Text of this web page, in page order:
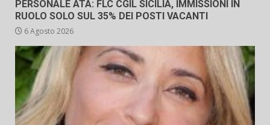
PERSONALE ATA: FLC CGIL SICILIA, IMMISSIONI IN
RUOLO SOLO SUL 35% DEI POSTI VACANTI
6 Agosto 2026